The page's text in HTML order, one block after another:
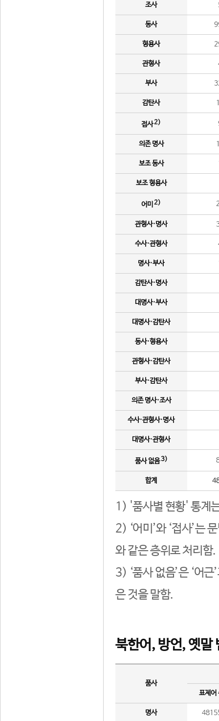
조사
동사
형용사
관형사
부사
감탄사
접사2)
의존 명사
보조 동사
보조 형용사
어미 2)
관형사·명사
수사·관형사
명사·부사
감탄사·명사
대명사·부사
대명사·감탄사
동사·형용사
관형사·감탄사
부사·감탄사
의존 명사·조사
수사·관형사·명사
대명사·관형사
품사 없음3)
합계
1) '품사별 현황' 통계
2) ‘어미’와 ‘접사’는
와 같은 층위로 처리함.
3) ‘품사 없음’은 ‘어
은 것을 말함.
북한어, 방언, 옛말
품사
표제어
명사